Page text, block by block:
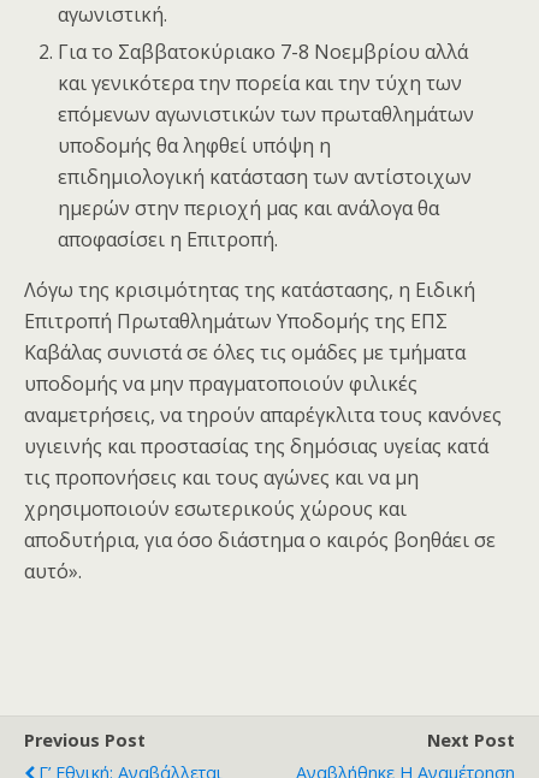
αγωνιστική.
Για το Σαββατοκύριακο 7-8 Νοεμβρίου αλλά
και γενικότερα την πορεία και την τύχη των
επόμενων αγωνιστικών των πρωταθλημάτων
υποδομής θα ληφθεί υπόψη η
επιδημιολογική κατάσταση των αντίστοιχων
ημερών στην περιοχή μας και ανάλογα θα
αποφασίσει η Επιτροπή.
Λόγω της κρισιμότητας της κατάστασης, η Ειδική
Επιτροπή Πρωταθλημάτων Υποδομής της ΕΠΣ
Καβάλας συνιστά σε όλες τις ομάδες με τμήματα
υποδομής να μην πραγματοποιούν φιλικές
αναμετρήσεις, να τηρούν απαρέγκλιτα τους κανόνες
υγιεινής και προστασίας της δημόσιας υγείας κατά
τις προπονήσεις και τους αγώνες και να μη
χρησιμοποιούν εσωτερικούς χώρους και
αποδυτήρια, για όσο διάστημα ο καιρός βοηθάει σε
αυτό».
Previous Post
Γ’ Εθνική: Αναβάλλεται
Next Post
Αναβλήθηκε Η Αναμέτρηση